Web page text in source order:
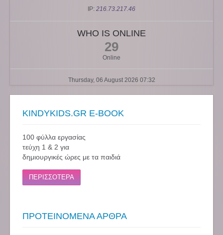
IP: 216.73.217.46
WHO IS ONLINE
29
Online
Thursday, 06 August 2026 07:32
KINDYKIDS.GR E-BOOK
100 φύλλα εργασίας
τεύχη 1 & 2 για
δημιουργικές ώρες με τα παιδιά
ΠΕΡΙΣΣΟΤΕΡΑ
ΠΡΟΤΕΙΝΟΜΕΝΑ ΑΡΘΡΑ